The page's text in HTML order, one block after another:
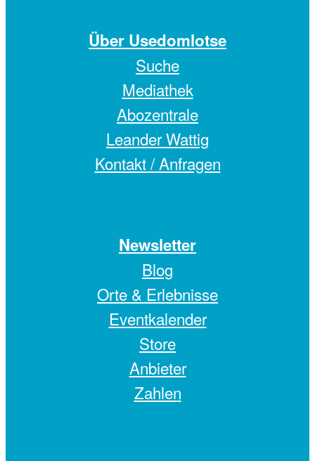
Über Usedomlotse
Suche
Mediathek
Abozentrale
Leander Wattig
Kontakt / Anfragen
Newsletter
Blog
Orte & Erlebnisse
Eventkalender
Store
Anbieter
Zahlen